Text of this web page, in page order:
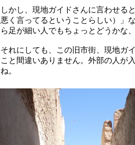
しかし、現地ガイドさんに言わせる
悪く言ってるということらしい）」
ら足が細い人でもちょっとどうかな
それにしても、この旧市街、現地ガ
こと間違いありません。外部の人が
ね。